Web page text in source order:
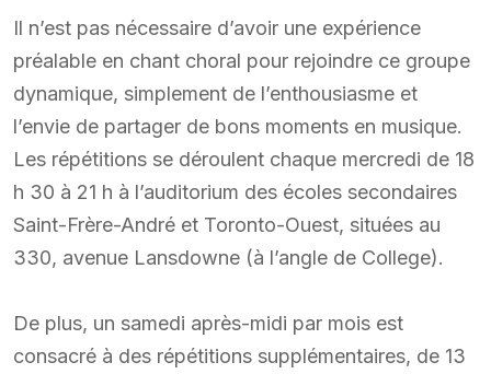
Il n’est pas nécessaire d’avoir une expérience
préalable en chant choral pour rejoindre ce groupe
dynamique, simplement de l’enthousiasme et
l’envie de partager de bons moments en musique.
Les répétitions se déroulent chaque mercredi de 18
h 30 à 21 h à l’auditorium des écoles secondaires
Saint-Frère-André et Toronto-Ouest, situées au
330, avenue Lansdowne (à l’angle de College).
De plus, un samedi après-midi par mois est
consacré à des répétitions supplémentaires, de 13